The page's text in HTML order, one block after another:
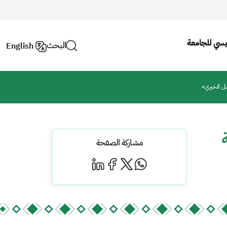
للجامعة البحث English
الخيري»
مشاركة الصفحة